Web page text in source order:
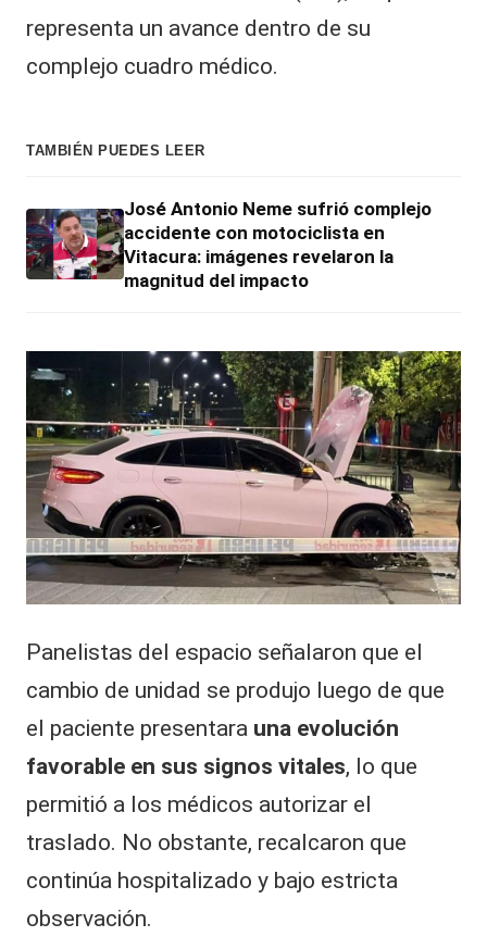
representa un avance dentro de su
complejo cuadro médico.
TAMBIÉN PUEDES LEER
José Antonio Neme sufrió complejo
accidente con motociclista en
Vitacura: imágenes revelaron la
magnitud del impacto
Panelistas del espacio señalaron que el
cambio de unidad se produjo luego de que
el paciente presentara una evolución
favorable en sus signos vitales, lo que
permitió a los médicos autorizar el
traslado. No obstante, recalcaron que
continúa hospitalizado y bajo estricta
observación.